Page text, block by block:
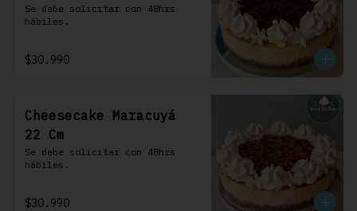
Se debe solicitar con 48hrs
hábiles.
$30.990
Cheesecake Maracuyá
22 Cm
Se debe solicitar con 48hrs
hábiles.
$30.990